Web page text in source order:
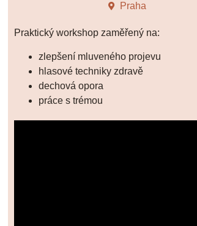
Praha
Praktický workshop zaměřený na:
zlepšení mluveného projevu
hlasové techniky zdravě
dechová opora
práce s trémou